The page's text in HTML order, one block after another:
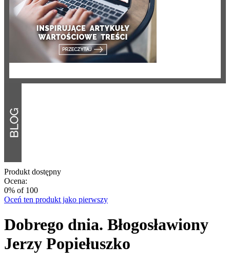
Produkt dostępny
Ocena:
0% of 100
Oceń ten produkt jako pierwszy
Dobrego dnia. Błogosławiony
Jerzy Popiełuszko